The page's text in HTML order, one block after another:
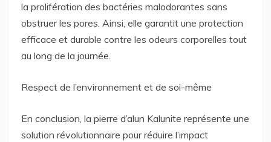
la prolifération des bactéries malodorantes sans
obstruer les pores. Ainsi, elle garantit une protection
efficace et durable contre les odeurs corporelles tout
au long de la journée.
Respect de l’environnement et de soi-même
En conclusion, la pierre d’alun Kalunite représente une
solution révolutionnaire pour réduire l’impact